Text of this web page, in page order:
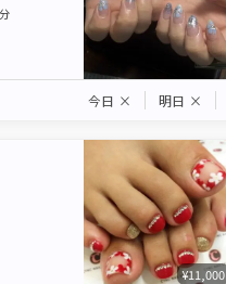
今日 × 明日 ×
¥11,000